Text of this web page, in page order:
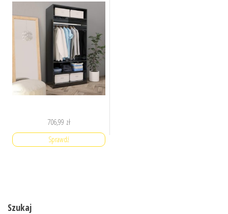
706,99 zł
Sprawdź
Szukaj